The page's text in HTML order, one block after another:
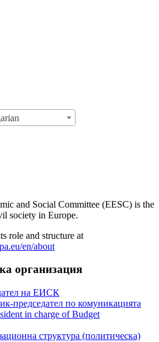
and Social Committee (EESC) is the
society in Europe.
role and structure at
en/about
организация
на ЕИСК
председател по комуникацията
in charge of Budget
структура (политическа)